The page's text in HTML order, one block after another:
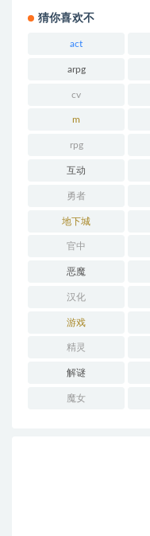
猜你喜欢不
act
arpg
cv
m
rpg
互动
勇者
地下城
官中
恶魔
汉化
游戏
精灵
解谜
魔女